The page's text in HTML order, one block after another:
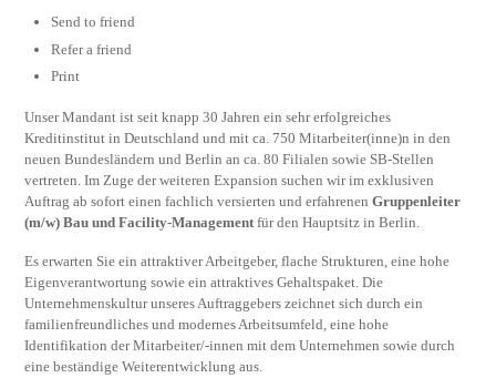
Send to friend
Refer a friend
Print
Unser Mandant ist seit knapp 30 Jahren ein sehr erfolgreiches
Kreditinstitut in Deutschland und mit ca. 750 Mitarbeiter(inne)n in den
neuen Bundesländern und Berlin an ca. 80 Filialen sowie SB-Stellen
vertreten. Im Zuge der weiteren Expansion suchen wir im exklusiven
Auftrag ab sofort einen fachlich versierten und erfahrenenGruppenleiter
(m/w) Bau und Facility-Managementfür den Hauptsitz in Berlin.
Es erwarten Sie ein attraktiver Arbeitgeber, flache Strukturen, eine hohe
Eigenverantwortung sowie ein attraktives Gehaltspaket. Die
Unternehmenskultur unseres Auftraggebers zeichnet sich durch ein
familienfreundliches und modernes Arbeitsumfeld, eine hohe
Identifikation der Mitarbeiter/-innen mit dem Unternehmen sowie durch
eine beständige Weiterentwicklung aus.